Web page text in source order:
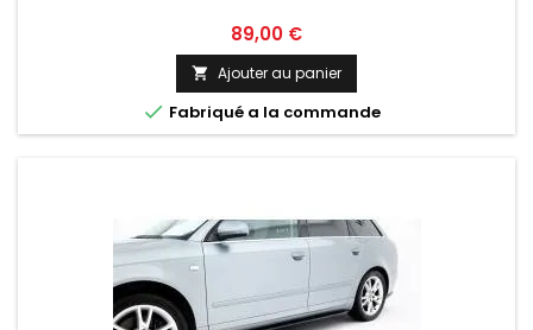
Prix
89,00 €
 Ajouter au panier
 Fabriqué a la commande